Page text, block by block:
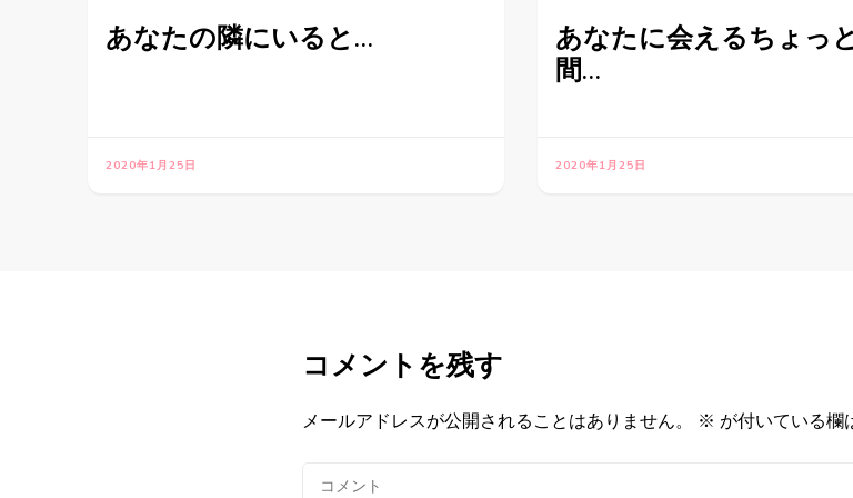
あなたの隣にいると…
2020年1月25日
あなたに会えるちょっ
間…
2020年1月25日
コメントを残す
メールアドレスが公開されることはありません。 ※ が付いている欄